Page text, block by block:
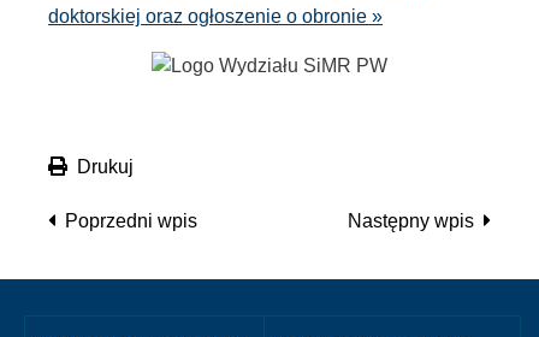
doktorskiej oraz ogłoszenie o obronie »
Drukuj
Poprzedni wpis Następny wpis